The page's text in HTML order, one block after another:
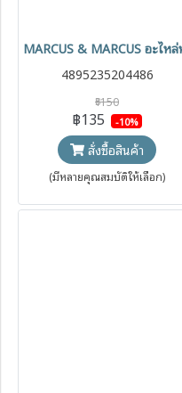
MARCUS & MARCUS อะไ
4895235204486
฿150
฿135 -10%
สั่งซื้อสินค้า
(มีหลายคุณสมบัติให้เลือก)